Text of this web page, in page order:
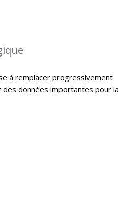
à remplacer progressivement
données importantes pour la